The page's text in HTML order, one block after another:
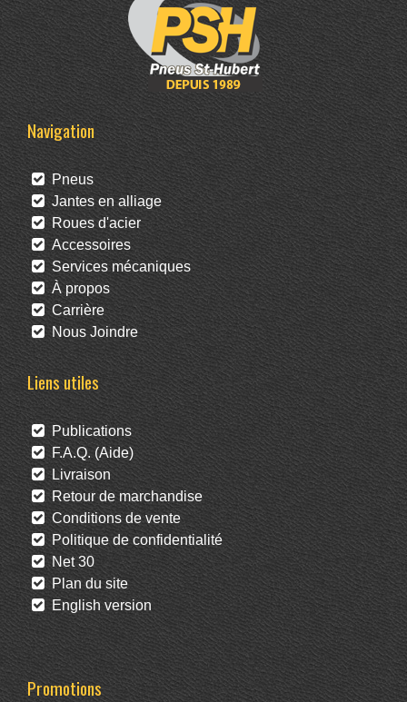
Navigation
Pneus
Jantes en alliage
Roues d'acier
Accessoires
Services mécaniques
À propos
Carrière
Nous Joindre
Liens utiles
Publications
F.A.Q. (Aide)
Livraison
Retour de marchandise
Conditions de vente
Politique de confidentialité
Net 30
Plan du site
English version
Promotions